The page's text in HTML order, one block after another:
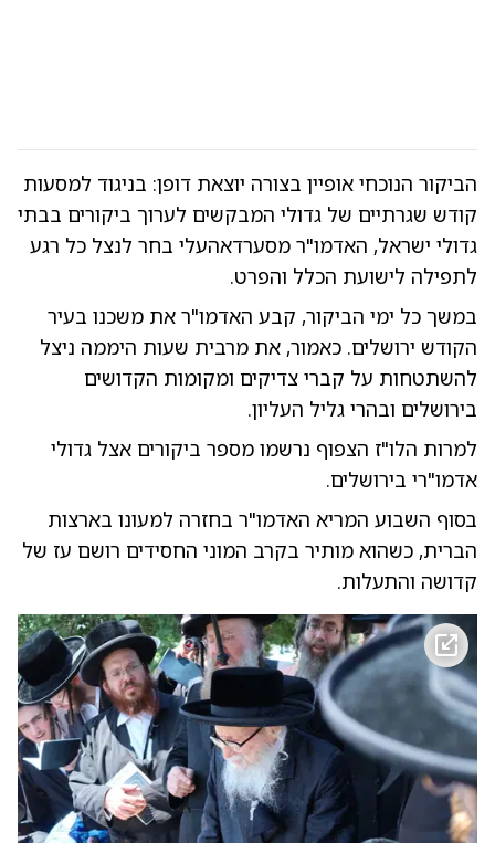
הביקור הנוכחי אופיין בצורה יוצאת דופן: בניגוד למסעות
קודש שגרתיים של גדולי המבקשים לערוך ביקורים בבתי
גדולי ישראל, האדמו"ר מסערדאהעלי בחר לנצל כל רגע
לתפילה לישועת הכלל והפרט.
במשך כל ימי הביקור, קבע האדמו"ר את משכנו בעיר
הקודש ירושלים. כאמור, את מרבית שעות היממה ניצל
להשתטחות על קברי צדיקים ומקומות הקדושים
בירושלים ובהרי גליל העליון.
למרות הלו"ז הצפוף נרשמו מספר ביקורים אצל גדולי
אדמו"רי בירושלים.
בסוף השבוע המריא האדמו"ר בחזרה למעונו בארצות
הברית, כשהוא מותיר בקרב המוני החסידים רושם עז של
קדושה והתעלות.